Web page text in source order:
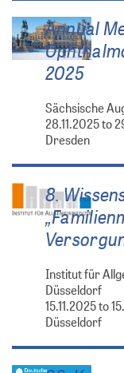
Annual
2025
Sächsische
28.11.2025 to
Dresden
8.
Institut für
Düsseldorf
15.11.2025 to
Düsseldorf